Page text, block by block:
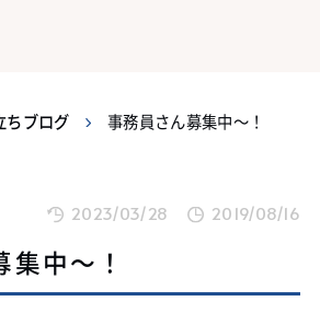
ちブログ 事務員さん募集中～！
2023/03/28 2019/08/16
中～！